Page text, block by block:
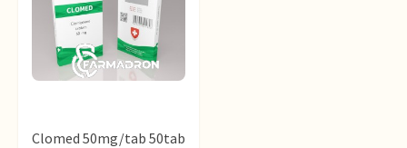
Clomed 50mg/tab 50tab